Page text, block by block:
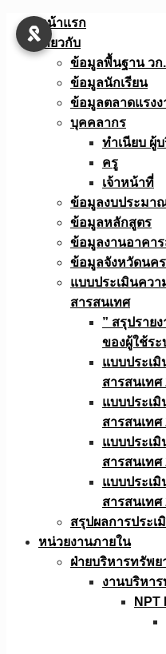
Skip
หน้าแรก
เกี่ยวกับ
ข้อมูลพื้นฐาน วก
ข้อมูลนักเรียน
ข้อมูลตลาดแรงง
บุคคลากร
ทำเนียบ ผู้
ครู
เจ้าหน้าที่
ข้อมูลงบประมาณ
ข้อมูลหลักสูตร
ข้อมูลงานอาคา
ข้อมูลจังหวัดนค
แบบประเมินคว
สารสนเทศ
” สรุปราย
ของผู้ใช้ระ
แบบประเ
สารสนเทศ
แบบประเ
สารสนเทศ
แบบประเ
สารสนเทศ
แบบประเ
สารสนเทศ
สรุปผลการประเ
หน่วยงานภายใน
ฝ่ายบริหารทรัพย
งานบริหาร
NPT